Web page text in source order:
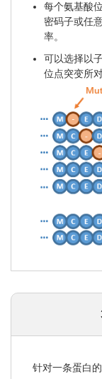
每个氨基酸
密码子或任
率。
可以选择以
位点突变所
针对一条蛋白